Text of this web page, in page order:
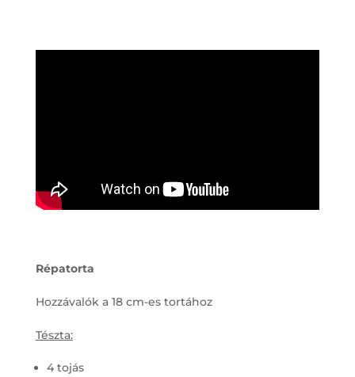
Répatorta
Hozzávalók a 18 cm-es tortához
Tészta:
4 tojás